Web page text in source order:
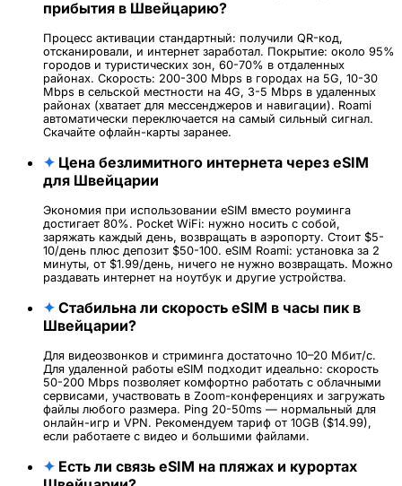
прибытия в Швейцарию?
Процесс активации стандартный: получили QR-код,
отсканировали, и интернет заработал. Покрытие: около 95%
городов и туристических зон, 60-70% в отдаленных
районах. Скорость: 200-300 Mbps в городах на 5G, 10-30
Mbps в сельской местности на 4G, 3-5 Mbps в удаленных
районах (хватает для мессенджеров и навигации). Roami
автоматически переключается на самый сильный сигнал.
Скачайте офлайн-карты заранее.
✦ Цена безлимитного интернета через eSIM
для Швейцарии
Экономия при использовании eSIM вместо роуминга
достигает 80%. Pocket WiFi: нужно носить с собой,
заряжать каждый день, возвращать в аэропорту. Стоит $5-
10/день плюс депозит $50-100. eSIM Roami: установка за 2
минуты, от $1.99/день, ничего не нужно возвращать. Можно
раздавать интернет на ноутбук и другие устройства.
✦ Стабильна ли скорость eSIM в часы пик в
Швейцарии?
Для видеозвонков и стриминга достаточно 10–20 Мбит/с.
Для удаленной работы eSIM подходит идеально: скорость
50-200 Mbps позволяет комфортно работать с облачными
сервисами, участвовать в Zoom-конференциях и загружать
файлы любого размера. Ping 20-50ms — нормальный для
онлайн-игр и VPN. Рекомендуем тариф от 10GB ($14.99),
если работаете с видео и большими файлами.
✦ Есть ли связь eSIM на пляжах и курортах